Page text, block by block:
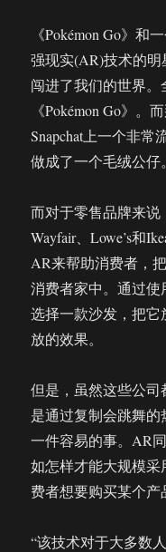
《Pokémon Go》和
强现实(AR)技术的
闯进了我们的世界
《Pokémon Go》。
Snapchat上一个非常
做成了一个毛绒公仔。
而对于零售品牌来
Wayfair、Lowe’s和
AR来帮助消费者，
消费者家中。通过
选择一款沙发，把
放的效果。
但是，虽然这些公
是通过复制会跳舞
一件容易的事。AR
如怎样才能大规模
费者想要购买某个产
“该技术对于大多数